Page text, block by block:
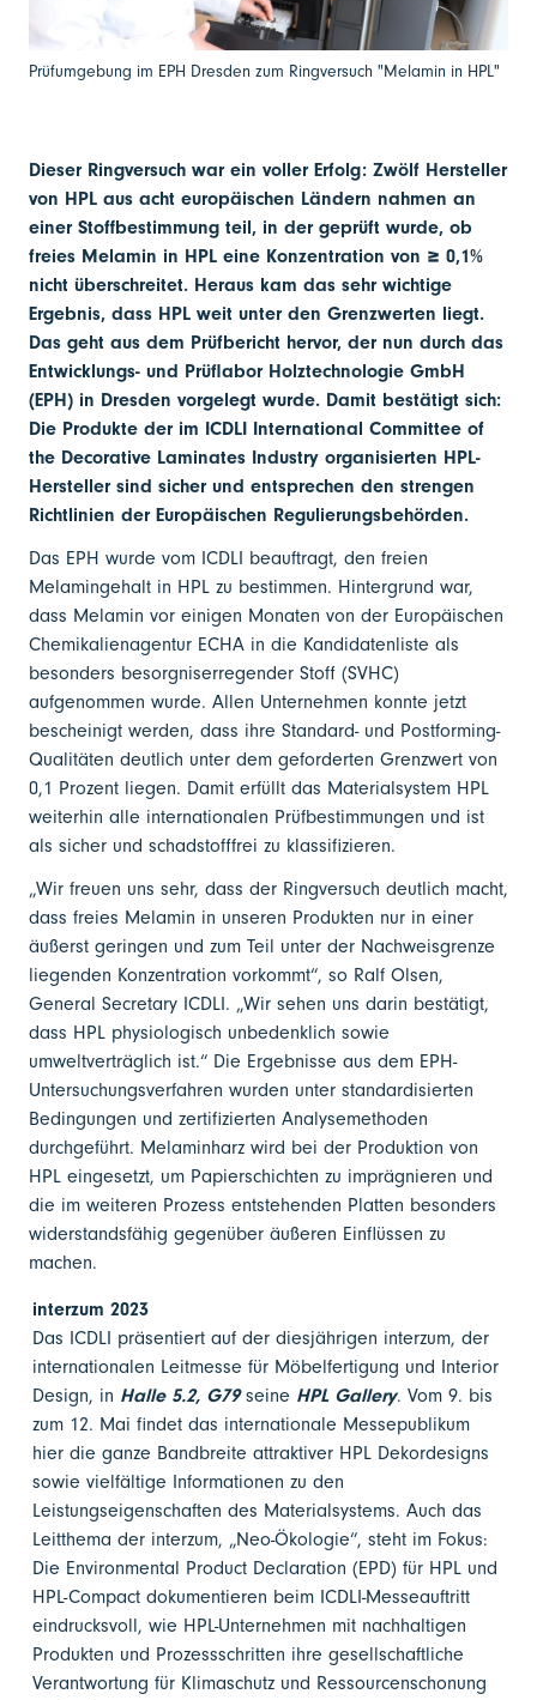
Prüfumgebung im EPH Dresden zum Ringversuch "Melamin in HPL"
Dieser Ringversuch war ein voller Erfolg: Zwölf Hersteller
von HPL aus acht europäischen Ländern nahmen an
einer Stoffbestimmung teil, in der geprüft wurde, ob
freies Melamin in HPL eine Konzentration von ≥ 0,1%
nicht überschreitet. Heraus kam das sehr wichtige
Ergebnis, dass HPL weit unter den Grenzwerten liegt.
Das geht aus dem Prüfbericht hervor, der nun durch das
Entwicklungs- und Prüflabor Holztechnologie GmbH
(EPH) in Dresden vorgelegt wurde. Damit bestätigt sich:
Die Produkte der im ICDLI International Committee of
the Decorative Laminates Industry organisierten HPL-
Hersteller sind sicher und entsprechen den strengen
Richtlinien der Europäischen Regulierungsbehörden.
Das EPH wurde vom ICDLI beauftragt, den freien
Melamingehalt in HPL zu bestimmen. Hintergrund war,
dass Melamin vor einigen Monaten von der Europäischen
Chemikalienagentur ECHA in die Kandidatenliste als
besonders besorgniserregender Stoff (SVHC)
aufgenommen wurde. Allen Unternehmen konnte jetzt
bescheinigt werden, dass ihre Standard- und Postforming-
Qualitäten deutlich unter dem geforderten Grenzwert von
0,1 Prozent liegen. Damit erfüllt das Materialsystem HPL
weiterhin alle internationalen Prüfbestimmungen und ist
als sicher und schadstofffrei zu klassifizieren.
„Wir freuen uns sehr, dass der Ringversuch deutlich macht,
dass freies Melamin in unseren Produkten nur in einer
äußerst geringen und zum Teil unter der Nachweisgrenze
liegenden Konzentration vorkommt“, so Ralf Olsen,
General Secretary ICDLI. „Wir sehen uns darin bestätigt,
dass HPL physiologisch unbedenklich sowie
umweltverträglich ist.“ Die Ergebnisse aus dem EPH-
Untersuchungsverfahren wurden unter standardisierten
Bedingungen und zertifizierten Analysemethoden
durchgeführt. Melaminharz wird bei der Produktion von
HPL eingesetzt, um Papierschichten zu imprägnieren und
die im weiteren Prozess entstehenden Platten besonders
widerstandsfähig gegenüber äußeren Einflüssen zu
machen.
interzum 2023
Das ICDLI präsentiert auf der diesjährigen interzum, der
internationalen Leitmesse für Möbelfertigung und Interior
Design, in Halle 5.2, G79seine HPL Gallery. Vom 9. bis
zum 12. Mai findet das internationale Messepublikum
hier die ganze Bandbreite attraktiver HPL Dekordesigns
sowie vielfältige Informationen zu den
Leistungseigenschaften des Materialsystems. Auch das
Leitthema der interzum, „Neo-Ökologie“, steht im Fokus:
Die Environmental Product Declaration (EPD) für HPL und
HPL-Compact dokumentieren beim ICDLI-Messeauftritt
eindrucksvoll, wie HPL-Unternehmen mit nachhaltigen
Produkten und Prozessschritten ihre gesellschaftliche
Verantwortung für Klimaschutz und Ressourcenschonung